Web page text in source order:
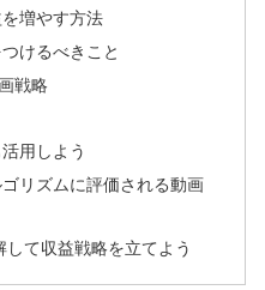
増やす方法
けるべきこと
戦略
用しよう
リズムに評価される動画
て収益戦略を立てよう